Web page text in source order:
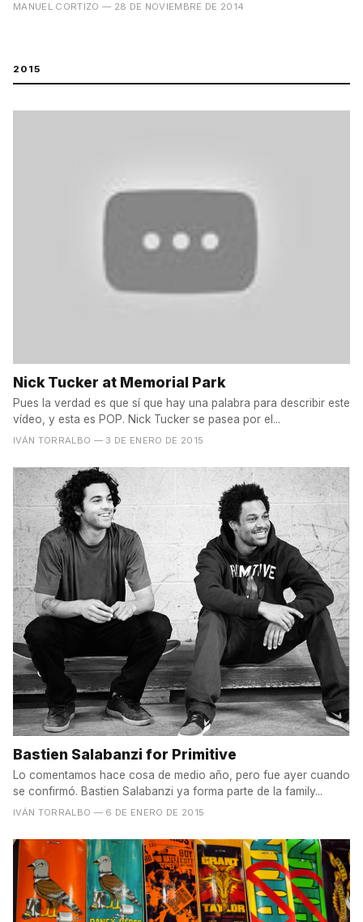
MANUEL CORTIZO — 28 DE NOVIEMBRE DE 2014
2015
Nick Tucker at Memorial Park
Pues la verdad es que sí que hay una palabra para describir este
vídeo, y esta es POP. Nick Tucker se pasea por el...
IVÁN TORRALBO — 3 DE ENERO DE 2015
Bastien Salabanzi for Primitive
Lo comentamos hace cosa de medio año, pero fue ayer cuando
se confirmó. Bastien Salabanzi ya forma parte de la family...
IVÁN TORRALBO — 6 DE ENERO DE 2015